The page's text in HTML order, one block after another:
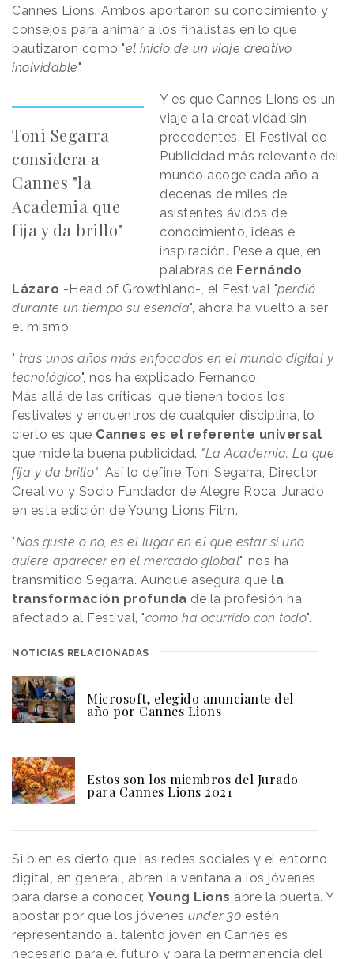
Cannes Lions. Ambos aportaron su conocimiento y
consejos para animar a los finalistas en lo que
bautizaron como "el inicio de un viaje creativo
inolvidable".
Toni Segarra
considera a
Cannes "la
Academia que
fija y da brillo"
Y es que Cannes Lions es un
viaje a la creatividad sin
precedentes. El Festival de
Publicidad más relevante del
mundo acoge cada año a
decenas de miles de
asistentes ávidos de
conocimiento, ideas e
inspiración. Pese a que, en
palabras de Fernándo
Lázaro -Head of Growthland-, el Festival "perdió
durante un tiempo su esencia", ahora ha vuelto a ser
el mismo.
" tras unos años más enfocados en el mundo digital y
tecnológico", nos ha explicado Fernando.
Más allá de las críticas, que tienen todos los
festivales y encuentros de cualquier disciplina, lo
cierto es que Cannes es el referente universal
que mide la buena publicidad. "La Academia. La que
fija y da brillo". Así lo define Toni Segarra, Director
Creativo y Socio Fundador de Alegre Roca, Jurado
en esta edición de Young Lions Film.
"Nos guste o no, es el lugar en el que estar si uno
quiere aparecer en el mercado global". nos ha
transmitido Segarra. Aunque asegura que la
transformación profunda de la profesión ha
afectado al Festival, "como ha ocurrido con todo".
NOTICIAS RELACIONADAS
Microsoft, elegido anunciante del
año por Cannes Lions
Estos son los miembros del Jurado
para Cannes Lions 2021
Si bien es cierto que las redes sociales y el entorno
digital, en general, abren la ventana a los jóvenes
para darse a conocer, Young Lions abre la puerta. Y
apostar por que los jóvenes under 30 estén
representando al talento joven en Cannes es
necesario para el futuro y para la permanencia del